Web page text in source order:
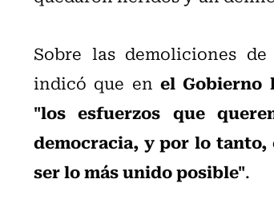
Sobre las demoliciones
indicó que enel Gobierno
"los esfuerzos que
democracia, y por lo
ser lo más unido posible".